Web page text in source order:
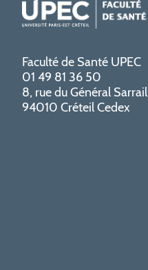
Faculté de Santé UPEC
01 49 81 36 50
8, rue du Général Sarrail
94010 Créteil Cedex